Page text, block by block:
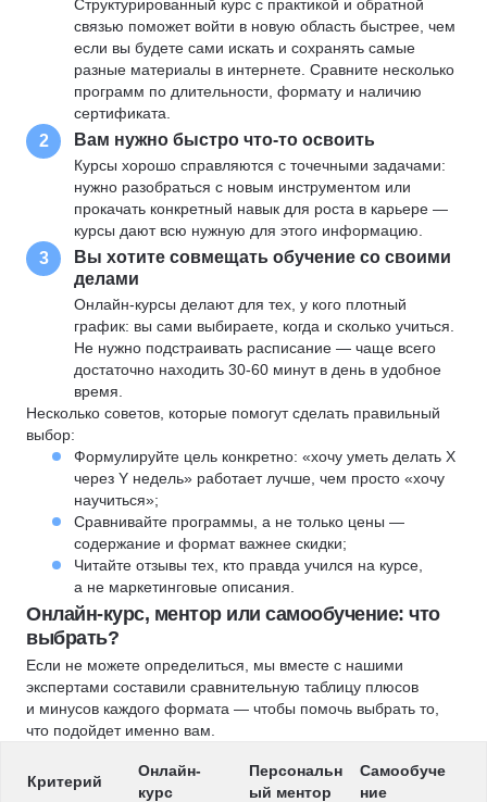
Структурированный курс с практикой и обратной
связью поможет войти в новую область быстрее, чем
если вы будете сами искать и сохранять самые
разные материалы в интернете. Сравните несколько
программ по длительности, формату и наличию
сертификата.
2 Вам нужно быстро что-то освоить
Курсы хорошо справляются с точечными задачами:
нужно разобраться с новым инструментом или
прокачать конкретный навык для роста в карьере —
курсы дают всю нужную для этого информацию.
3
Вы хотите совмещать обучение со своими
делами
Онлайн-курсы делают для тех, у кого плотный
график: вы сами выбираете, когда и сколько учиться.
Не нужно подстраивать расписание — чаще всего
достаточно находить 30-60 минут в день в удобное
время.
Несколько советов, которые помогут сделать правильный
выбор:
Формулируйте цель конкретно: «хочу уметь делать X
через Y недель» работает лучше, чем просто «хочу
научиться»;
Сравнивайте программы, а не только цены —
содержание и формат важнее скидки;
Читайте отзывы тех, кто правда учился на курсе,
а не маркетинговые описания.
Онлайн-курс, ментор или самообучение: что
выбрать?
Если не можете определиться, мы вместе с нашими
экспертами составили сравнительную таблицу плюсов
и минусов каждого формата — чтобы помочь выбрать то,
что подойдет именно вам.
Критерий
Онлайн-
курс
Персональн
ый ментор
Самообуче
ние